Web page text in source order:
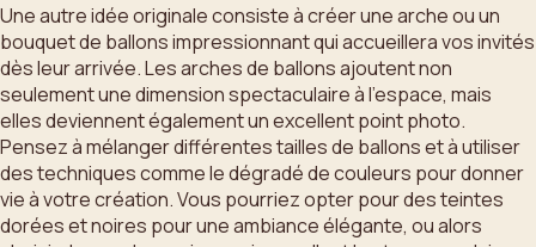
Une autre idée originale consiste à créer une arche ou un
bouquet de ballons impressionnant qui accueillera vos invités
dès leur arrivée. Les arches de ballons ajoutent non
seulement une dimension spectaculaire à l’espace, mais
elles deviennent également un excellent point photo.
Pensez à mélanger différentes tailles de ballons et à utiliser
des techniques comme le dégradé de couleurs pour donner
vie à votre création. Vous pourriez opter pour des teintes
dorées et noires pour une ambiance élégante, ou alors